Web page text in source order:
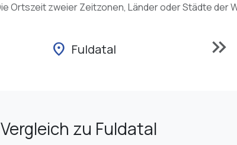
Ortszeit zweier Zeitzonen, Länder oder Städte der
location_on Fuldatal keyboard_double_arrow_right
zu Fuldatal